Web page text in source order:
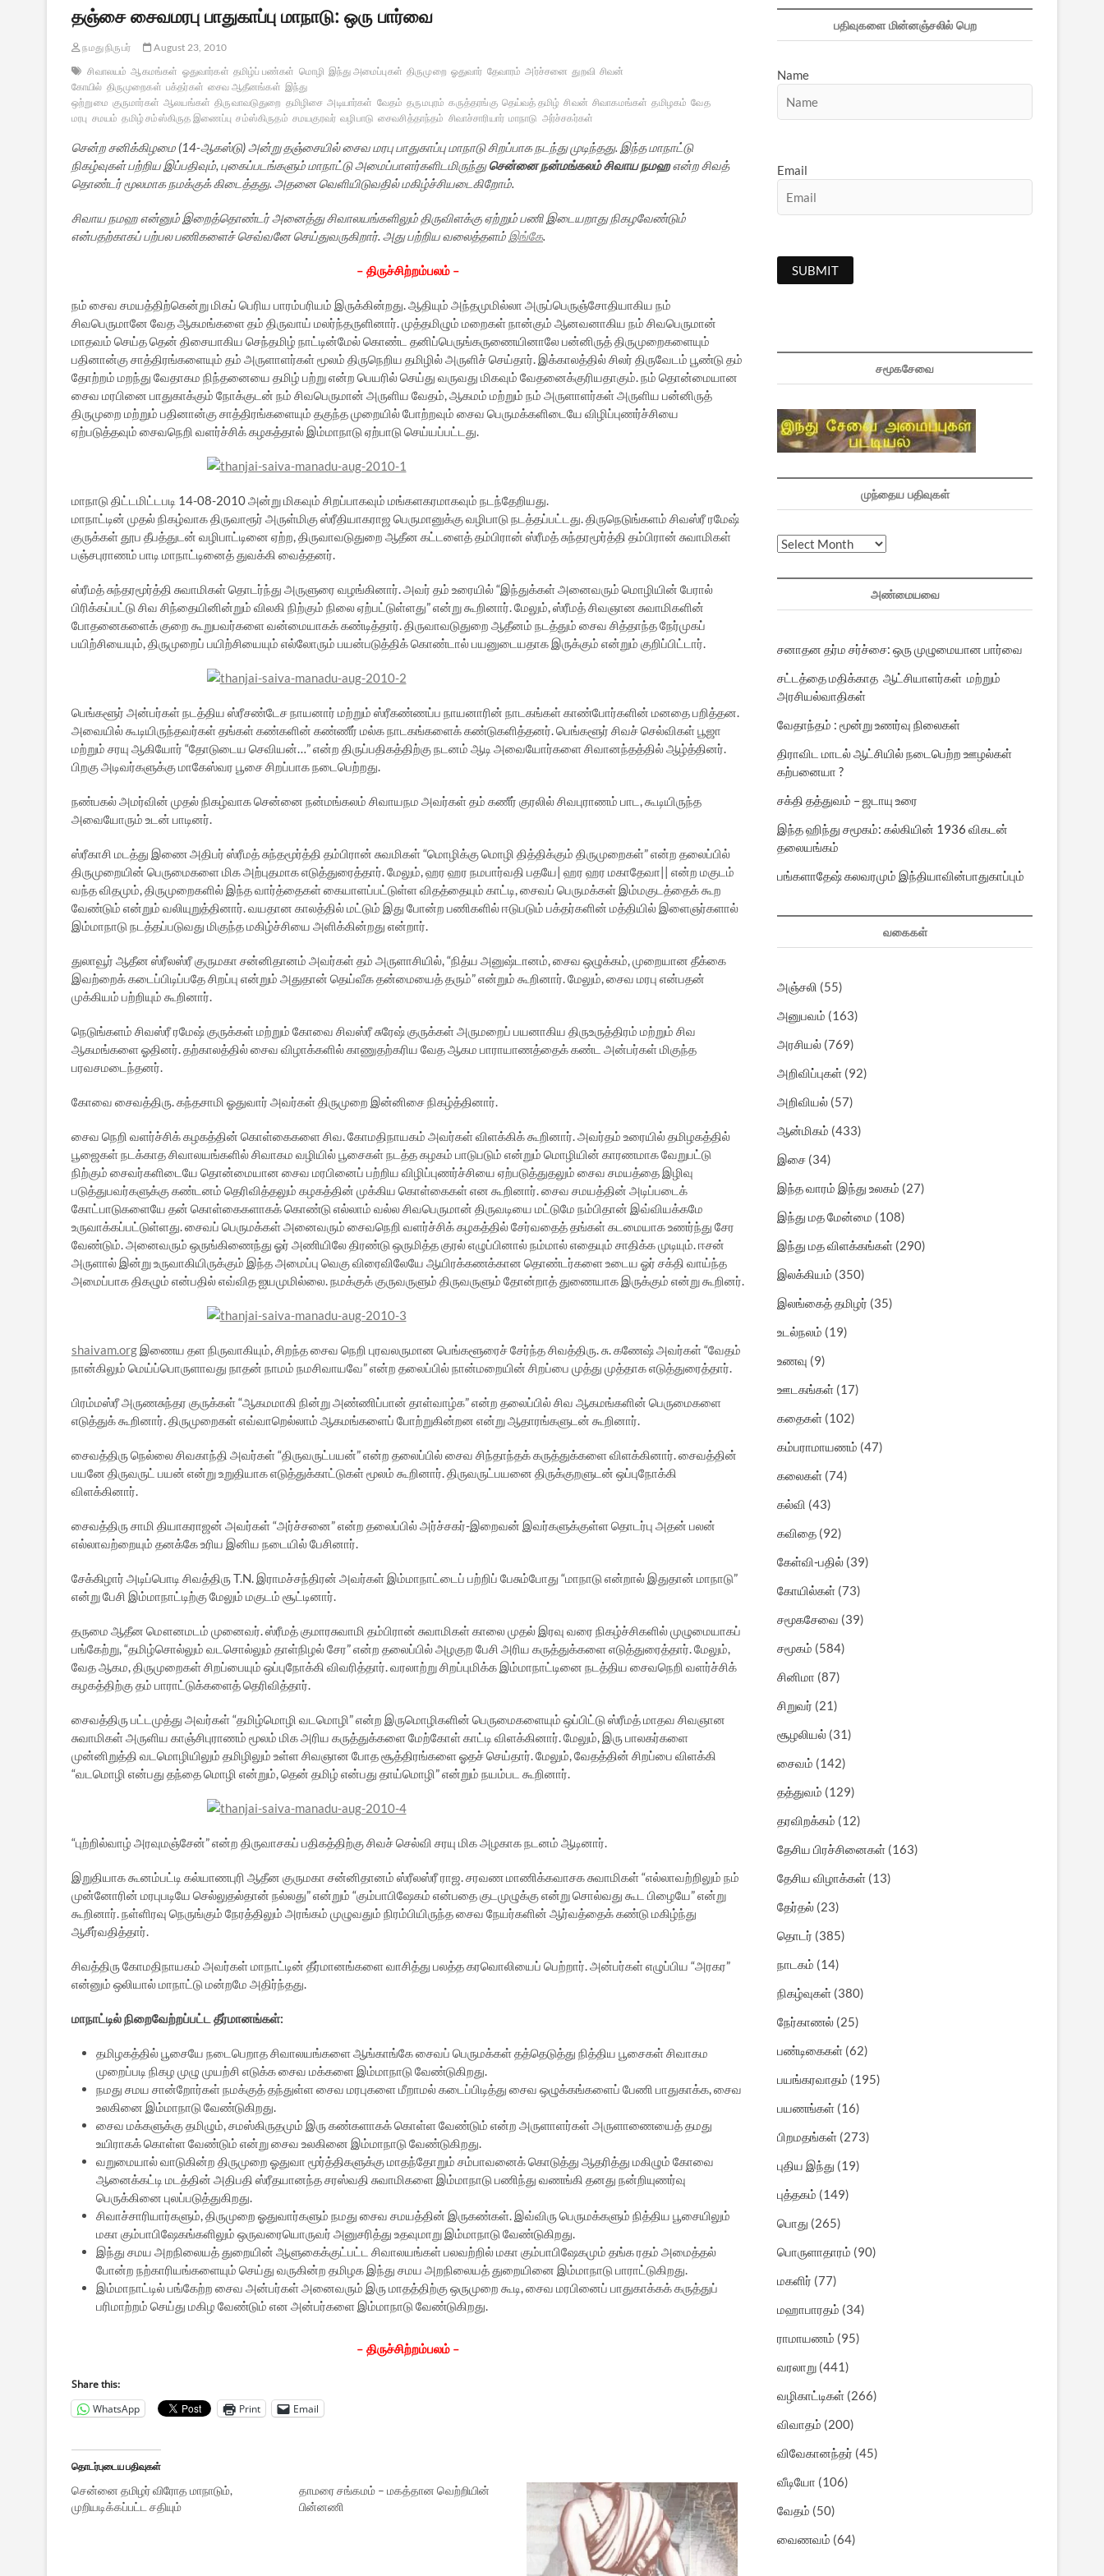
தஞ்சை சைவமரபு பாதுகாப்பு மாநாடு: ஒரு பார்வை
நமது நிருபர்
August 23, 2010
சிவாலயம் ஆகமங்கள் ஓதுவார்கள் தமிழ்ப் பண்கள் மொழி இந்து அமைப்புகள் திருமுறை ஓதுவார் தேவாரம் அர்ச்சனை துறவி சிவன்
கோயில் திருமுறைகள் பக்தர்கள் சைவ ஆதீனங்கள் இந்து
ஒற்றுமை குருமார்கள் ஆலயங்கள் திருவாவடுதுறை தமிழிசை அடியார்கள் வேதம் தருமபுரம் கருத்தரங்கு தெய்வத் தமிழ் சிவன் சிவாகமங்கள் தமிழகம் வேத
மரபு சமயம் தமிழ் சம்ஸ்கிருத இணைப்பு சம்ஸ்கிருதம் சமயகுரவர் வழிபாடு சைவசித்தாந்தம் சிவாச்சாரியார் மாநாடு அர்ச்சகர்கள்
சென்ற சனிக்கிழமை (14-ஆகஸ்டு) அன்று தஞ்சையில் சைவ மரபு பாதுகாப்பு மாநாடு சிறப்பாக நடந்து முடிந்தது. இந்த மாநாட்டு
நிகழ்வுகள் பற்றிய இப்பதிவும், புகைப்படங்களும் மாநாட்டு அமைப்பாளர்களிடமிருந்துசென்னை நன்மங்கலம் சிவாய நமஹஎன்ற சிவத்
தொண்டர் மூலமாக நமக்குக் கிடைத்தது. அதனை வெளியிடுவதில் மகிழ்ச்சியடைகிறோம்.
சிவாய நமஹ என்னும் இறைத்தொண்டர் அனைத்து சிவாலயங்களிலும் திருவிளக்கு ஏற்றும் பணி இடையறாது நிகழவேண்டும்
என்பதற்காகப் பற்பல பணிகளைச் செவ்வனே செய்துவருகிறார். அது பற்றிய வலைத்தளம் இங்கே.
– திருச்சிற்றம்பலம் –
நம் சைவ சமயத்திற்கென்று மிகப் பெரிய பாரம்பரியம் இருக்கின்றது. ஆதியும் அந்தமுமில்லா அருப்பெருஞ்சோதியாகிய நம்
சிவபெருமானே வேத ஆகமங்களை தம் திருவாய் மலர்ந்தருளினார். முத்தமிழும் மறைகள் நான்கும் ஆனவனாகிய நம் சிவபெருமான்
மாதவம் செய்த தென் திசையாகிய செந்தமிழ் நாட்டின்மேல் கொண்ட தனிப்பெருங்கருணையினாலே பன்னிருத் திருமுறைகளையும்
பதினான்கு சாத்திரங்களையும் தம் அருளாளர்கள் மூலம் திருநெறிய தமிழில் அருளிச் செய்தார். இக்காலத்தில் சிலர் திருவேடம் பூண்டு தம்
தோற்றம் மறந்து வேதாகம நிந்தனையை தமிழ் பற்று என்ற பெயரில் செய்து வருவது மிகவும் வேதனைக்குரியதாகும். நம் தொன்மையான
சைவ மரபினை பாதுகாக்கும் நோக்குடன் நம் சிவபெருமான் அருளிய வேதம், ஆகமம் மற்றும் நம் அருளாளர்கள் அருளிய பன்னிருத்
திருமுறை மற்றும் பதினான்கு சாத்திரங்களையும் தகுந்த முறையில் போற்றவும் சைவ பெருமக்களிடையே விழிப்புணர்ச்சியை
ஏற்படுத்தவும் சைவநெறி வளர்ச்சிக் கழகத்தால் இம்மாநாடு ஏற்பாடு செய்யப்பட்டது.
மாநாடு திட்டமிட்டபடி 14-08-2010 அன்று மிகவும் சிறப்பாகவும் மங்களகரமாகவும் நடந்தேறியது.
மாநாட்டின் முதல் நிகழ்வாக திருவாரூர் அருள்மிகு ஸ்ரீதியாகராஜ பெருமானுக்கு வழிபாடு நடத்தப்பட்டது. திருநெடுங்களம் சிவஸ்ரீ ரமேஷ்
குருக்கள் தூப தீபத்துடன் வழிபாட்டினை ஏற்ற, திருவாவடுதுறை ஆதீன கட்டளைத் தம்பிரான் ஸ்ரீமத் சுந்தரமூர்த்தி தம்பிரான் சுவாமிகள்
பஞ்சபுராணம் பாடி மாநாட்டினைத் துவக்கி வைத்தனர்.
ஸ்ரீமத் சுந்தரமூர்த்தி சுவாமிகள் தொடர்ந்து அருளுரை வழங்கினார். அவர் தம் உரையில் “இந்துக்கள் அனைவரும் மொழியின் பேரால்
பிரிக்கப்பட்டு சிவ சிந்தையினின்றும் விலகி நிற்கும் நிலை ஏற்பட்டுள்ளது” என்று கூறினார். மேலும், ஸ்ரீமத் சிவஞான சுவாமிகளின்
போதனைகளைக் குறை கூறுபவர்களை வன்மையாகக் கண்டித்தார். திருவாவடுதுறை ஆதீனம் நடத்தும் சைவ சித்தாந்த நேர்முகப்
பயிற்சியையும், திருமுறைப் பயிற்சியையும் எல்லோரும் பயன்படுத்திக் கொண்டால் பயனுடையதாக இருக்கும் என்றும் குறிப்பிட்டார்.
பெங்களூர் அன்பர்கள் நடத்திய ஸ்ரீசண்டேச நாயனார் மற்றும் ஸ்ரீகண்ணப்ப நாயனாரின் நாடகங்கள் காண்போர்களின் மனதை பறித்தன.
அவையில் கூடியிருந்தவர்கள் தங்கள் கண்களின் கண்ணீர் மல்க நாடகங்களைக் கண்டுகளித்தனர். பெங்களூர் சிவச் செல்விகள் பூஜா
மற்றும் சரயு ஆகியோர் “தோடுடைய செவியன்…” என்ற திருப்பதிகத்திற்கு நடனம் ஆடி அவையோர்களை சிவானந்தத்தில் ஆழ்த்தினர்.
பிறகு அடிவர்களுக்கு மாகேஸ்வர பூசை சிறப்பாக நடைபெற்றது.
நண்பகல் அமர்வின் முதல் நிகழ்வாக சென்னை நன்மங்கலம் சிவாயநம அவர்கள் தம் கணீர் குரலில் சிவபுராணம் பாட, கூடியிருந்த
அவையோரும் உடன் பாடினர்.
ஸ்ரீகாசி மடத்து இணை அதிபர் ஸ்ரீமத் சுந்தமூர்த்தி தம்பிரான் சுவமிகள் “மொழிக்கு மொழி தித்திக்கும் திருமுறைகள்” என்ற தலைப்பில்
திருமுறையின் பெருமைகளை மிக அற்புதமாக எடுத்துரைத்தார். மேலும், ஹர ஹர நமபார்வதி பதயே| ஹர ஹர மகாதேவா|| என்ற மகுடம்
வந்த விதமும், திருமுறைகளில் இந்த வார்த்தைகள் கையாளப்பட்டுள்ள விதத்தையும் காட்டி, சைவப் பெருமக்கள் இம்மகுடத்தைக் கூற
வேண்டும் என்றும் வலியுறுத்தினார். வயதான காலத்தில் மட்டும் இது போன்ற பணிகளில் ஈடுபடும் பக்தர்களின் மத்தியில் இளைஞர்களால்
இம்மாநாடு நடத்தப்படுவது மிகுந்த மகிழ்ச்சியை அளிக்கின்றது என்றார்.
துலாவூர் ஆதீன ஸ்ரீலஸ்ரீ குருமகா சன்னிதானம் அவர்கள் தம் அருளாசியில், “நித்ய அனுஷ்டானம், சைவ ஒழுக்கம், முறையான தீக்கை
இவற்றைக் கடைப்பிடிப்பதே சிறப்பு என்றும் அதுதான் தெய்வீக தன்மையைத் தரும்” என்றும் கூறினார். மேலும், சைவ மரபு என்பதன்
முக்கியம் பற்றியும் கூறினார்.
நெடுங்களம் சிவஸ்ரீ ரமேஷ் குருக்கள் மற்றும் கோவை சிவஸ்ரீ சுரேஷ் குருக்கள் அருமறைப் பயனாகிய திருஉருத்திரம் மற்றும் சிவ
ஆகமங்களை ஓதினர். தற்காலத்தில் சைவ விழாக்களில் காணுதற்கரிய வேத ஆகம பாராயாணத்தைக் கண்ட அன்பர்கள் மிகுந்த
பரவசமடைந்தனர்.
கோவை சைவத்திரு. கந்தசாமி ஓதுவார் அவர்கள் திருமுறை இன்னிசை நிகழ்த்தினார்.
சைவ நெறி வளர்ச்சிக் கழகத்தின் கொள்கைகளை சிவ. கோமதிநாயகம் அவர்கள் விளக்கிக் கூறினார். அவர்தம் உரையில் தமிழகத்தில்
பூஜைகள் நடக்காத சிவாலயங்களில் சிவாகம வழியில் பூசைகள் நடத்த கழகம் பாடுபடும் என்றும் மொழியின் காரணமாக வேறுபட்டு
நிற்கும் சைவர்களிடையே தொன்மையான சைவ மரபினைப் பற்றிய விழிப்புணர்ச்சியை ஏற்படுத்துதலும் சைவ சமயத்தை இழிவு
படுத்துபவர்களுக்கு கண்டனம் தெரிவித்தலும் கழகத்தின் முக்கிய கொள்கைகள் என கூறினார். சைவ சமயத்தின் அடிப்படைக்
கோட்பாடுகளையே தன் கொள்கைகளாகக் கொண்டு எல்லாம் வல்ல சிவபெருமான் திருவடியை மட்டுமே நம்பிதான் இவ்வியக்கமே
உருவாக்கப்பட்டுள்ளது. சைவப் பெருமக்கள் அனைவரும் சைவநெறி வளர்ச்சிக் கழகத்தில் சேர்வதைத் தங்கள் கடமையாக உணர்ந்து சேர
வேண்டும். அனைவரும் ஒருங்கிணைந்து ஓர் அணியிலே திரண்டு ஒருமித்த குரல் எழுப்பினால் நம்மால் எதையும் சாதிக்க முடியும். ஈசன்
அருளால் இன்று உருவாகியிருக்கும் இந்த அமைப்பு வெகு விரைவிலேயே ஆயிரக்கணக்கான தொண்டர்களை உடைய ஓர் சக்தி வாய்ந்த
அமைப்பாக திகழும் என்பதில் எவ்வித ஐயமுமில்லை. நமக்குக் குருவருளும் திருவருளும் தோன்றாத் துணையாக இருக்கும் என்று கூறினர்.
shaivam.org இணைய தள நிருவாகியும், சிறந்த சைவ நெறி புரவலருமான பெங்களூரைச் சேர்ந்த சிவத்திரு. சு. கணேஷ் அவர்கள் “வேதம்
நான்கிலும் மெய்ப்பொருளாவது நாதன் நாமம் நமசிவாயவே” என்ற தலைப்பில் நான்மறையின் சிறப்பை முத்து முத்தாக எடுத்துரைத்தார்.
பிரம்மஸ்ரீ அருணசுந்தர குருக்கள் “ஆகமமாகி நின்று அண்ணிப்பான் தாள்வாழ்க” என்ற தலைப்பில் சிவ ஆகமங்களின் பெருமைகளை
எடுத்துக் கூறினார். திருமுறைகள் எவ்வாறெல்லாம் ஆகமங்களைப் போற்றுகின்றன என்று ஆதாரங்களுடன் கூறினார்.
சைவத்திரு நெல்லை சிவகாந்தி அவர்கள் “திருவருட்பயன்” என்ற தலைப்பில் சைவ சிந்தாந்தக் கருத்துக்களை விளக்கினார். சைவத்தின்
பயனே திருவருட் பயன் என்று உறுதியாக எடுத்துக்காட்டுகள் மூலம் கூறினார். திருவருட்பயனை திருக்குறளுடன் ஒப்புநோக்கி
விளக்கினார்.
சைவத்திரு சாமி தியாகராஜன் அவர்கள் “அர்ச்சனை” என்ற தலைப்பில் அர்ச்சகர்-இறைவன் இவர்களுக்குள்ள தொடர்பு அதன் பலன்
எல்லாவற்றையும் தனக்கே உரிய இனிய நடையில் பேசினார்.
சேக்கிழார் அடிப்பொடி சிவத்திரு T.N. இராமச்சந்திரன் அவர்கள் இம்மாநாட்டைப் பற்றிப் பேசும்போது “மாநாடு என்றால் இதுதான் மாநாடு”
என்று பேசி இம்மாநாட்டிற்கு மேலும் மகுடம் சூட்டினார்.
தருமை ஆதீன மௌனமடம் முனைவர். ஸ்ரீமத் குமாரசுவாமி தம்பிரான் சுவாமிகள் காலை முதல் இரவு வரை நிகழ்ச்சிகளில் முழுமையாகப்
பங்கேற்று, “தமிழ்சொல்லும் வடசொல்லும் தாள்நிழல் சேர” என்ற தலைப்பில் அழகுற பேசி அரிய கருத்துக்களை எடுத்துரைத்தார். மேலும்,
வேத ஆகம, திருமுறைகள் சிறப்பையும் ஒப்புநோக்கி விவரித்தார். வரலாற்று சிறப்புமிக்க இம்மாநாட்டினை நடத்திய சைவநெறி வளர்ச்சிக்
கழகத்திற்கு தம் பாராட்டுக்களைத் தெரிவித்தார்.
சைவத்திரு பட்டமுத்து அவர்கள் “தமிழ்மொழி வடமொழி” என்ற இருமொழிகளின் பெருமைகளையும் ஒப்பிட்டு ஸ்ரீமத் மாதவ சிவஞான
சுவாமிகள் அருளிய காஞ்சிபுராணம் மூலம் மிக அரிய கருத்துக்களை மேற்கோள் காட்டி விளக்கினார். மேலும், இரு பாலகர்களை
முன்னிறுத்தி வடமொழியிலும் தமிழிலும் உள்ள சிவஞான போத சூத்திரங்களை ஓதச் செய்தார். மேலும், வேதத்தின் சிறப்பை விளக்கி
“வடமொழி என்பது தந்தை மொழி என்றும், தென் தமிழ் என்பது தாய்மொழி” என்றும் நயம்பட கூறினார்.
“புற்றில்வாழ் அரவுமஞ்சேன்” என்ற திருவாசகப் பதிகத்திற்கு சிவச் செல்வி சரயு மிக அழகாக நடனம் ஆடினார்.
இறுதியாக கூனம்பட்டி கல்யாணபுரி ஆதீன குருமகா சன்னிதானம் ஸ்ரீலஸ்ரீ ராஜ. சரவண மாணிக்கவாசக சுவாமிகள் “எல்லாவற்றிலும் நம்
முன்னோரின் மரபுபடியே செல்லுதல்தான் நல்லது” என்றும் “கும்பாபிஷேகம் என்பதை குடமுழுக்கு என்று சொல்வது கூட பிழையே” என்று
கூறினார். நள்ளிரவு நெருங்கும் நேரத்திலும் அரங்கம் முழுவதும் நிரம்பியிருந்த சைவ நேயர்களின் ஆர்வத்தைக் கண்டு மகிழ்ந்து
ஆசீர்வதித்தார்.
சிவத்திரு கோமதிநாயகம் அவர்கள் மாநாட்டின் தீர்மானங்களை வாசித்து பலத்த கரவொலியைப் பெற்றார். அன்பர்கள் எழுப்பிய “அரகர”
என்னும் ஒலியால் மாநாட்டு மன்றமே அதிர்ந்தது.
மாநாட்டில் நிறைவேற்றப்பட்ட தீர்மானங்கள்:
தமிழகத்தில் பூசையே நடைபெறாத சிவாலயங்களை ஆங்காங்கே சைவப் பெருமக்கள் தத்தெடுத்து நித்திய பூசைகள் சிவாகம
முறைப்படி நிகழ முழு முயற்சி எடுக்க சைவ மக்களை இம்மாநாடு வேண்டுகிறது.
நமது சமய சான்றோர்கள் நமக்குத் தந்துள்ள சைவ மரபுகளை மீறாமல் கடைப்பிடித்து சைவ ஒழுக்கங்களைப் பேணி பாதுகாக்க, சைவ
உலகினை இம்மாநாடு வேண்டுகிறது.
சைவ மக்களுக்கு தமிழும், சமஸ்கிருதமும் இரு கண்களாகக் கொள்ள வேண்டும் என்ற அருளாளர்கள் அருளாணையைத் தமது
உயிராகக் கொள்ள வேண்டும் என்று சைவ உலகினை இம்மாநாடு வேண்டுகிறது.
வறுமையால் வாடுகின்ற திருமுறை ஓதுவா மூர்த்திகளுக்கு மாதந்தோறும் சம்பாவனைக் கொடுத்து ஆதரித்து மகிழும் கோவை
ஆனைக்கட்டி மடத்தின் அதிபதி ஸ்ரீதயானந்த சரஸ்வதி சுவாமிகளை இம்மாநாடு பணிந்து வணங்கி தனது நன்றியுணர்வு
பெருக்கினை புலப்படுத்துகிறது.
சிவாச்சாரியார்களும், திருமுறை ஓதுவார்களும் நமது சைவ சமயத்தின் இருகண்கள். இவ்விரு பெருமக்களும் நித்திய பூசையிலும்
மகா கும்பாபிஷேகங்களிலும் ஒருவரையொருவர் அனுசரித்து உதவுமாறு இம்மாநாடு வேண்டுகிறது.
இந்து சமய அறநிலையத் துறையின் ஆளுகைக்குட்பட்ட சிவாலயங்கள் பலவற்றில் மகா கும்பாபிஷேகமும் தங்க ரதம் அமைத்தல்
போன்ற நற்காரியங்களையும் செய்து வருகின்ற தமிழக இந்து சமய அறநிலையத் துறையினை இம்மாநாடு பாராட்டுகிறது.
இம்மாநாட்டில் பங்கேற்ற சைவ அன்பர்கள் அனைவரும் இரு மாதத்திற்கு ஒருமுறை கூடி, சைவ மரபினைப் பாதுகாக்கக் கருத்துப்
பரிமாற்றம் செய்து மகிழ வேண்டும் என அன்பர்களை இம்மாநாடு வேண்டுகிறது.
– திருச்சிற்றம்பலம் –
Share this:
WhatsApp
Print Email
தொடர்புடைய பதிவுகள்
சென்னை தமிழர் விரோத மாநாடும்,
முறியடிக்கப்பட்ட சதியும்
தாமரை சங்கமம் – மகத்தான வெற்றியின்
பின்னணி
பதிவுகளை மின்னஞ்சலில் பெற
Name
Email
சமூகசேவை
முந்தைய பதிவுகள்
முந்தைய
அண்மையவை
சனாதன தர்ம சர்ச்சை: ஒரு முழுமையான பார்வை
சட்டத்தை மதிக்காத ஆட்சியாளர்கள் மற்றும்
அரசியல்வாதிகள்
வேதாந்தம் : மூன்று உணர்வு நிலைகள்
திராவிட மாடல் ஆட்சியில் நடைபெற்ற ஊழல்கள்
கற்பனையா ?
சக்தி தத்துவம் – ஜடாயு உரை
இந்த ஹிந்து சமூகம்: கல்கியின் 1936 விகடன்
தலையங்கம்
பங்களாதேஷ் கலவரமும் இந்தியாவின்பாதுகாப்பும்
வகைகள்
அஞ்சலி (55)
அனுபவம் (163)
அரசியல் (769)
அறிவிப்புகள் (92)
அறிவியல் (57)
ஆன்மிகம் (433)
இசை (34)
இந்த வாரம் இந்து உலகம் (27)
இந்து மத மேன்மை (108)
இந்து மத விளக்கங்கள் (290)
இலக்கியம் (350)
இலங்கைத் தமிழர் (35)
உடல்நலம் (19)
உணவு (9)
ஊடகங்கள் (17)
கதைகள் (102)
கம்பராமாயணம் (47)
கலைகள் (74)
கல்வி (43)
கவிதை (92)
கேள்வி-பதில் (39)
கோயில்கள் (73)
சமூகசேவை (39)
சமூகம் (584)
சினிமா (87)
சிறுவர் (21)
சூழலியல் (31)
சைவம் (142)
தத்துவம் (129)
தரவிறக்கம் (12)
தேசிய பிரச்சினைகள் (163)
தேசிய விழாக்கள் (13)
தேர்தல் (23)
தொடர் (385)
நாடகம் (14)
நிகழ்வுகள் (380)
நேர்காணல் (25)
பண்டிகைகள் (62)
பயங்கரவாதம் (195)
பயணங்கள் (16)
பிறமதங்கள் (273)
புதிய இந்து (19)
புத்தகம் (149)
பொது (265)
பொருளாதாரம் (90)
மகளிர் (77)
மஹாபாரதம் (34)
ராமாயணம் (95)
வரலாறு (441)
வழிகாட்டிகள் (266)
விவாதம் (200)
விவேகானந்தர் (45)
வீடியோ (106)
வேதம் (50)
வைணவம் (64)